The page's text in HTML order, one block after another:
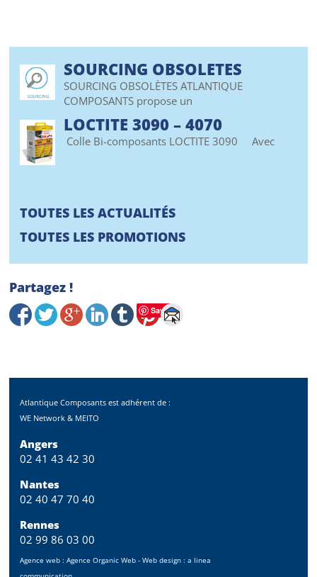
SOURCING OBSOLETES
SOURCING OBSOLÈTES ATLANTIQUE
COMPOSANTS propose un
LOCTITE 3090 – 4070
Colle Bi-composants LOCTITE 3090 Avec
TOUTES LES ACTUALITÉS
TOUTES LES PROMOTIONS
Partagez !
Save
Atlantique Composants est adhérent de :
WE Network & MEITO
Angers
02 41 43 42 30
Nantes
02 40 47 70 40
Rennes
02 99 86 03 00
Agence web :Agence Organic Web - Web design :a linea